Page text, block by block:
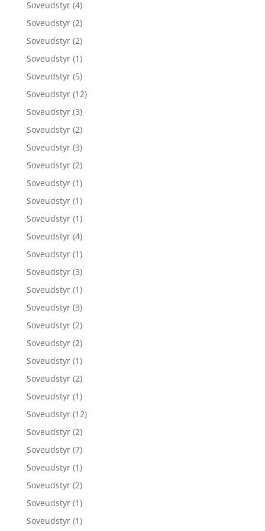
Soveudstyr (4)
Soveudstyr (2)
Soveudstyr (2)
Soveudstyr (1)
Soveudstyr (5)
Soveudstyr (12)
Soveudstyr (3)
Soveudstyr (2)
Soveudstyr (3)
Soveudstyr (2)
Soveudstyr (1)
Soveudstyr (1)
Soveudstyr (1)
Soveudstyr (4)
Soveudstyr (1)
Soveudstyr (3)
Soveudstyr (1)
Soveudstyr (3)
Soveudstyr (2)
Soveudstyr (2)
Soveudstyr (1)
Soveudstyr (2)
Soveudstyr (1)
Soveudstyr (12)
Soveudstyr (2)
Soveudstyr (7)
Soveudstyr (1)
Soveudstyr (2)
Soveudstyr (1)
Soveudstyr (1)